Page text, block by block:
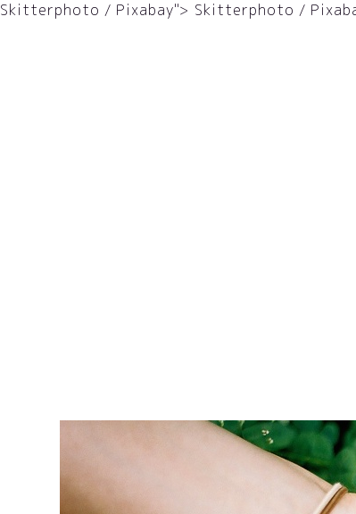
Skitterphoto / Pixabay"> Skitterphoto /